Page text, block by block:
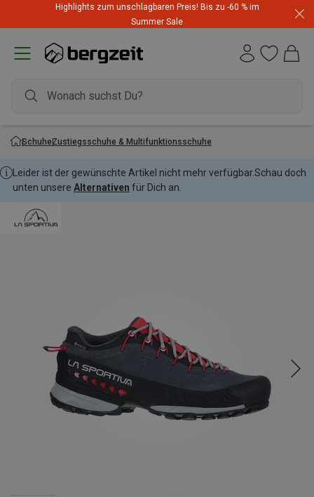
Highlights zum unschlagbaren Preis! Bis zu -60 % im
Summer Sale
SchuheZustiegsschuhe & Multifunktionsschuhe
Leider ist der gewünschte Artikel nicht mehr verfügbar.Schau doch
unten unsere Alternativen für Dich an.